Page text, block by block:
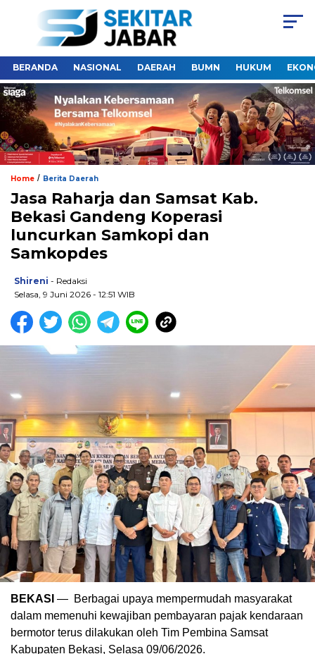
BERANDA NASIONAL DAERAH BUMN HUKUM
Home / Berita Daerah
Jasa Raharja dan Samsat Kab.
Bekasi Gandeng Koperasi
luncurkan Samkopi dan
Samkopdes
Shireni - Redaksi
Selasa, 9 Juni 2026 - 12:51 WIB
BEKASI — Berbagai upaya mempermudah masyarakat
dalam memenuhi kewajiban pembayaran pajak kendaraan
bermotor terus dilakukan oleh Tim Pembina Samsat
Kabupaten Bekasi, Selasa 09/06/2026.